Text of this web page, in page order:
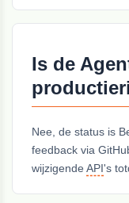
Is de
Nee, de status is
feedback via
wijzigendeAPI's